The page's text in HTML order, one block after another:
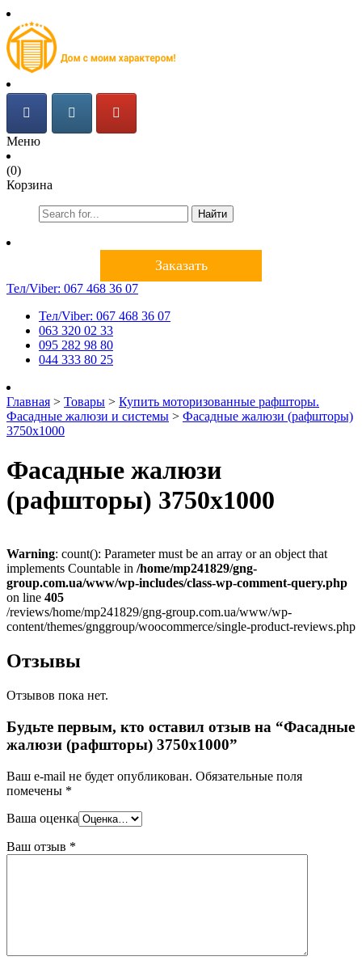
Меню
(0)
Корзина
Найти
Заказать
Тел/Viber: 067 468 36 07
Тел/Viber: 067 468 36 07
063 320 02 33
095 282 98 80
044 333 80 25
Главная > Товары > Купить моторизованные рафшторы.
Фасадные жалюзи и системы > Фасадные жалюзи (рафшторы)
3750х1000
Фасадные жалюзи
(рафшторы) 3750х1000
Warning: count(): Parameter must be an array or an object that
implements Countable in /home/mp241829/gng-
group.com.ua/www/wp-includes/class-wp-comment-query.php
on line 405
/reviews/home/mp241829/gng-group.com.ua/www/wp-
content/themes/gnggroup/woocommerce/single-product-reviews.php
Отзывы
Отзывов пока нет.
Будьте первым, кто оставил отзыв на “Фасадные
жалюзи (рафшторы) 3750х1000”
Ваш e-mail не будет опубликован. Обязательные поля
помечены *
Ваша оценка
Ваш отзыв *